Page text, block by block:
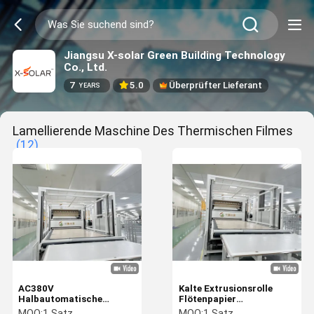
Jiangsu X-solar Green Building Technology
Co., Ltd.
7 YEARS 5.0 Überprüfter Lieferant
Lamellierende Maschine Des Thermischen Filmes
(12)
AC380V
Halbautomatische
Rollenflöte Papier
Kalte Extrusionsrolle
Flötenpapier
Thermalfilmblech